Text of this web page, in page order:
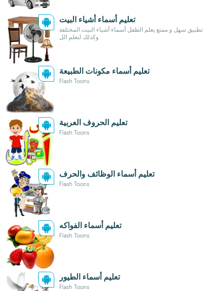
تعليم أسماء أشياء البيت
تطبيق سهل و ممتع يعلم الطفل أسماء أشياء البيت المختلفة
وكذلك لتعلم الل
تعليم أسماء مكونات الطبيعة
Flash Toons
تعليم الحروف العربية
Flash Toons
تعليم أسماء الوظائف والحرف
Flash Toons
تعليم أسماء الفواكه
Flash Toons
تعليم أسماء الطيور
Flash Toons